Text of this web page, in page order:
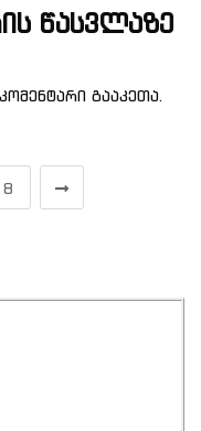
წასვლაზე
გააკეთა.
8